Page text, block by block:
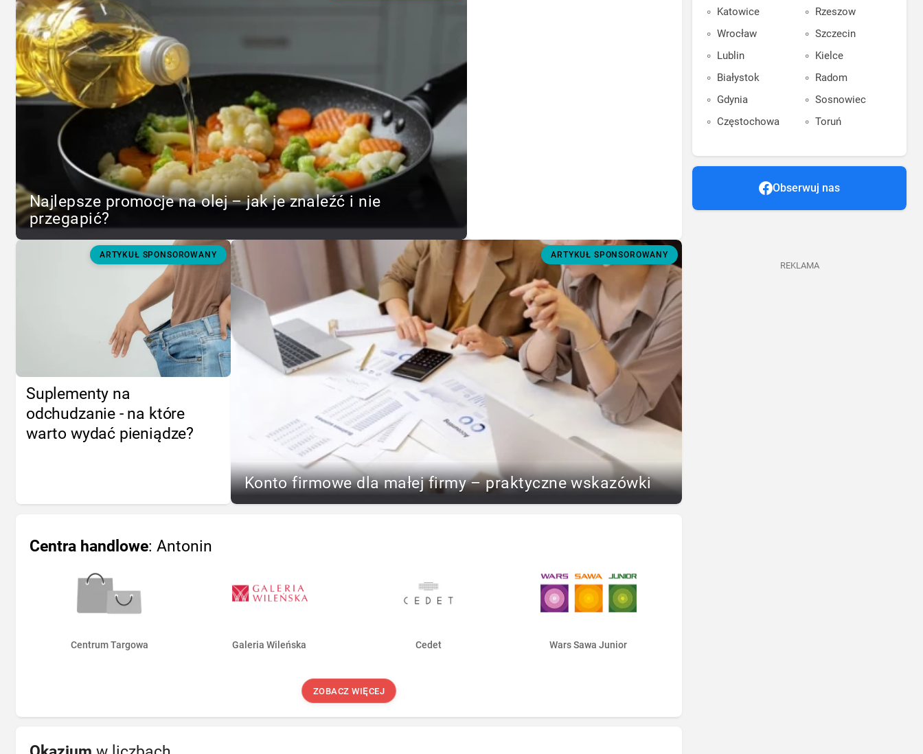
Najlepsze promocje na olej – jak je znaleźć i nie
przegapić?
ARTYKUŁ SPONSOROWANY
Suplementy na
odchudzanie - na które
warto wydać pieniądze?
ARTYKUŁ SPONSOROWANY
Konto firmowe dla małej firmy – praktyczne wskazówki
Centra handlowe: Antonin
Centrum Targowa Galeria Wileńska Cedet Wars Sawa Junior
ZOBACZ WIĘCEJ
Katowice
Wrocław
Lublin
Białystok
Gdynia
Częstochowa
Rzeszow
Szczecin
Kielce
Radom
Sosnowiec
Toruń
Obserwuj nas
REKLAMA